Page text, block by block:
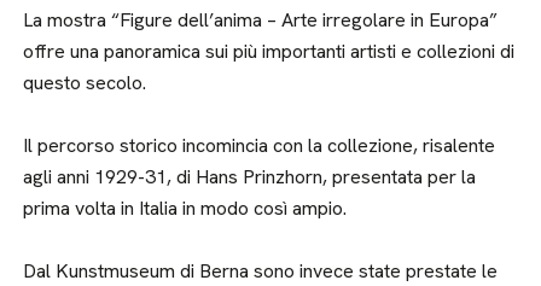
La mostra “Figure dell’anima – Arte irregolare in Europa”
offre una panoramica sui più importanti artisti e collezioni di
questo secolo.
Il percorso storico incomincia con la collezione, risalente
agli anni 1929-31, di Hans Prinzhorn, presentata per la
prima volta in Italia in modo così ampio.
Dal Kunstmuseum di Berna sono invece state prestate le